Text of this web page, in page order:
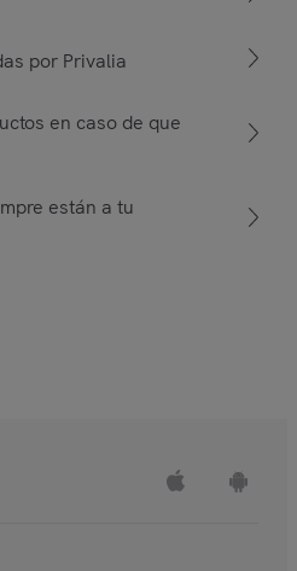
por Privalia
en caso de que
están a tu